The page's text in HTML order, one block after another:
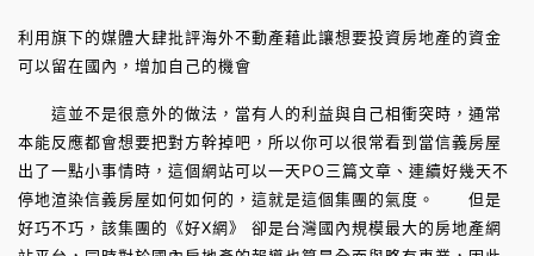
利用旗下的媒體大肆批評海外不動產藉此讓想要投資房地產的資金
可以留在國內，增加自己的機會
這並不是很意外的做法，當有人的利益與自己相衝突時，通常
本能反應都會想要把對方幹掉吧，所以你可以很常看到當信義房屋
出了一點小事情時，這個網站可以一天PO三篇文章、連續好幾天不
停地渲染信義房屋如何如何的，這就是這個集團的氣度。 但是
好巧不巧，該集團的《好X網》 卻是台灣國內規模最大的房地產網